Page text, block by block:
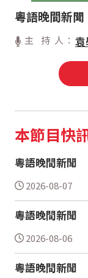
粵語晚間新聞
主 持 人：
本節目快
粵語晚間新聞
2026-08-07
粵語晚間新聞
2026-08-06
粵語晚間新聞